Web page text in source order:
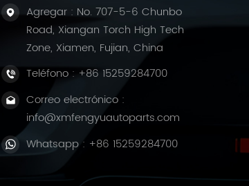
Agregar : No. 707-5-6 Chunbo
Road, Xiangan Torch High Tech
Zone, Xiamen, Fujian, China
Teléfono : +86 15259284700
Correo electrónico :
info@xmfengyuautoparts.com
Whatsapp : +86 15259284700